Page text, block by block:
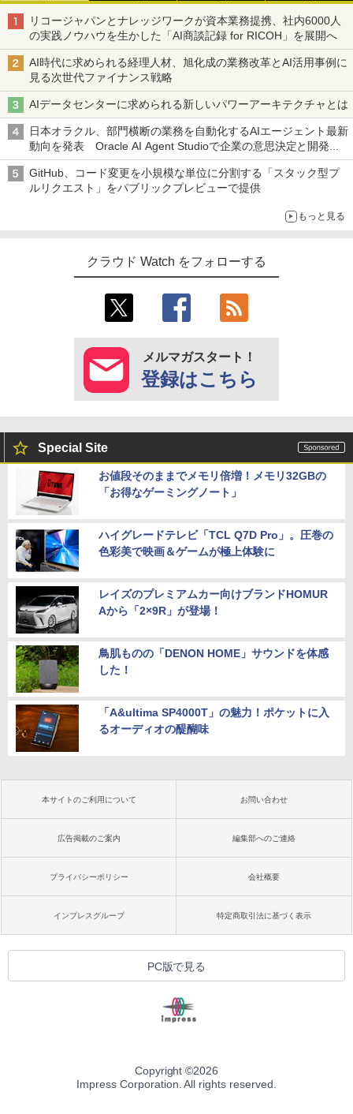
リコージャパンとナレッジワークが資本業務提携、社内6000人
の実践ノウハウを生かした「AI商談記録 for RICOH」を展開へ
AI時代に求められる経理人材、旭化成の業務改革とAI活用事例に
見る次世代ファイナンス戦略
AIデータセンターに求められる新しいパワーアーキテクチャとは
日本オラクル、部門横断の業務を自動化するAIエージェント最新
動向を発表 Oracle AI Agent Studioで企業の意思決定と開発を
加速
GitHub、コード変更を小規模な単位に分割する「スタック型プ
ルリクエスト」をパブリックプレビューで提供
もっと見る
クラウド Watch をフォローする
メルマガスタート！
登録はこちら
Special Site
お値段そのままでメモリ倍増！メモリ32GBの
「お得なゲーミングノート」
ハイグレードテレビ「TCL Q7D Pro」。圧巻の
色彩美で映画＆ゲームが極上体験に
レイズのプレミアムカー向けブランドHOMUR
Aから「2×9R」が登場！
鳥肌ものの「DENON HOME」サウンドを体感
した！
「A&ultima SP4000T」の魅力！ポケットに入
るオーディオの醍醐味
本サイトのご利用について お問い合わせ
広告掲載のご案内 編集部へのご連絡
プライバシーポリシー 会社概要
インプレスグループ 特定商取引法に基づく表示
PC版で見る
Copyright ©2026
Impress Corporation. All rights reserved.